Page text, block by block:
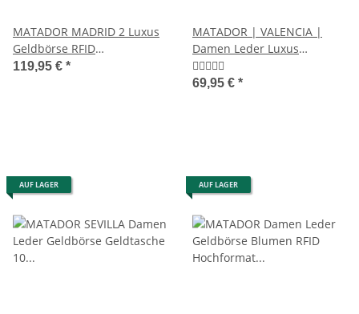
MATADOR MADRID 2 Luxus
Geldbörse RFID
Portemonnaie Damen
119,95 € *
MATADOR | VALENCIA |
Damen Leder Luxus
Portemonnaie 19 Farben
69,95 € *
AUF LAGER AUF LAGER